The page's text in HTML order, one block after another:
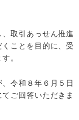
取引あっせん推進
ことを目的に、受
。
令和８年６月５日
ご回答いただきま